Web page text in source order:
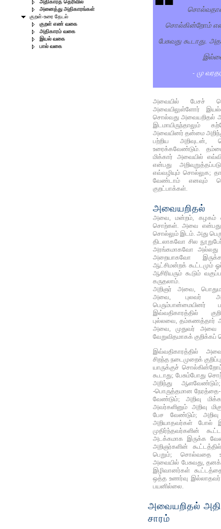
அதிகாரத் தெரிவில்
அனைத்து அதிகாரங்கள்
குறள்-உரை தேடல்
குறள் எண் வகை
அதிகாரம் வகை
இயல் வகை
பால் வகை
சொல்கின்றோம்
பேசுவது கூடாது.
- மு
அவையில் பேசச்
அவையிலுள்ளோர்
சொல்வது அவையறிதல்
இடமாயிருந்தாலும்
அவையினர் தன்மை
பற்றிய அறிவுடன்,
உரைக்கவேண்டும்.
மிக்கார் அவையில்
என்பது
எவ்வழியும் சொல்லுக;
வேண்டாம் எனவும்
குறட்பாக்கள்.
அவையறிதல்
அவை, மன்றம், கழகம்
சொற்கள். அவை என்பது
சொல்லும் இடம். அது
திடலாகவோ சில
அரங்கமாகவோ அல்லது
அறையாகவோ
ஆட்சிமன்றக் கூட்டமும்
ஆசிரியரும் கூடும்
கருதலாம்.
அறிஞர் அவை,
அவை, புலவர்
பெரும்பான்மையினர்
இவ்வதிகாரத்தில்
புல்லவை, தம்கணத்தார்
அவை, முதுவர் அவை
வேறுவிதமாகக் குறிக்கப்
இவ்வதிகாரத்தில்
சிறந்த நடைமுறைக்
யாருக்குச்
கூடாது; பேசும்போது
அறிந்து
-பொருத்தமான
வேண்டும்; அறிவு
அவர்களினும் அறிவு
பேச வேண்டும்;
அறியாதவர்கள் போல்
முதிர்ந்தவர்களின்
அடக்கமாக இருக்க
அறிஞர்களின்
பெறும்; சொல்வதை
அவையில் பேசுவது,
இழிவானர்கள்
ஒத்த உணர்வு இல்லாதவர்
பயனில்லை.
அவையறிதல்
சாரம்